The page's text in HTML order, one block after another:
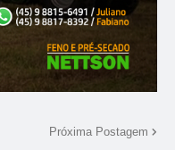
Próxima Postagem